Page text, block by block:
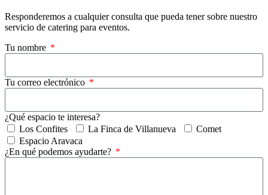
Responderemos a cualquier consulta que pueda tener sobre nuestro
servicio de catering para eventos.
Tu nombre
Tu correo electrónico
¿Qué espacio te interesa?
Los Confites
La Finca de Villanueva
Comet
Espacio Aravaca
¿En qué podemos ayudarte?